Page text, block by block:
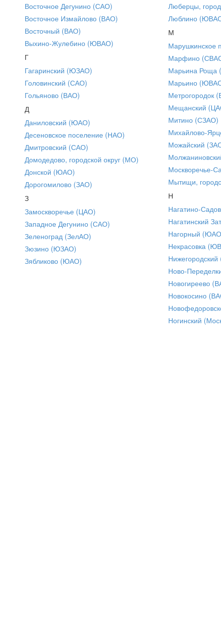
Восточное Дегунино (САО)
Восточное Измайлово (ВАО)
Восточный (ВАО)
Выхино-Жулебино (ЮВАО)
Г
Гагаринский (ЮЗАО)
Головинский (САО)
Гольяново (ВАО)
Д
Даниловский (ЮАО)
Десеновское поселение (НАО)
Дмитровский (САО)
Домодедово, городской округ (МО)
Донской (ЮАО)
Дорогомилово (ЗАО)
З
Замоскворечье (ЦАО)
Западное Дегунино (САО)
Зеленоград (ЗелАО)
Зюзино (ЮЗАО)
Зябликово (ЮАО)
Люберцы,
Люблино
М
Марушкинское
Марфино
Марьина Роща
Марьино
Метрогородок
Мещанский
Митино (СЗАО)
Михайлово-
Можайский
Москворечье-
Мытищи,
Н
Нагатино-
Нагатинский
Нагорный
Некрасовка
Ново-
Новогиреево
Новокосино
Ногинский